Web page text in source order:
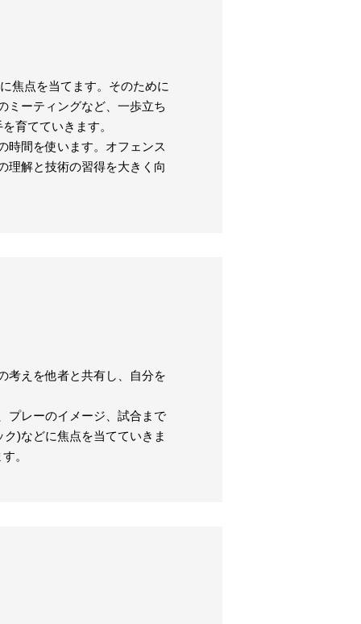
焦点を当てます。そのために
ミーティングなど、一歩立ち
育てていきます。
時間を使います。オフェンス
理解と技術の習得を大きく向
考えを他者と共有し、自分を
プレーのイメージ、試合まで
)などに焦点を当てていきま
。